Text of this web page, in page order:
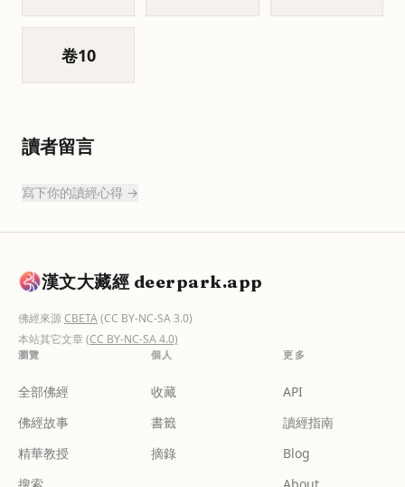
卷10
讀者留言
寫下你的讀經心得 →
漢文大藏經 deerpark.app
佛經來源CBETA(CC BY-NC-SA 3.0)
本站其它文章(CC BY-NC-SA 4.0)
瀏覽
全部佛經
佛經故事
精華教授
個人
收藏
書籤
摘錄
更多
API
讀經指南
Blog